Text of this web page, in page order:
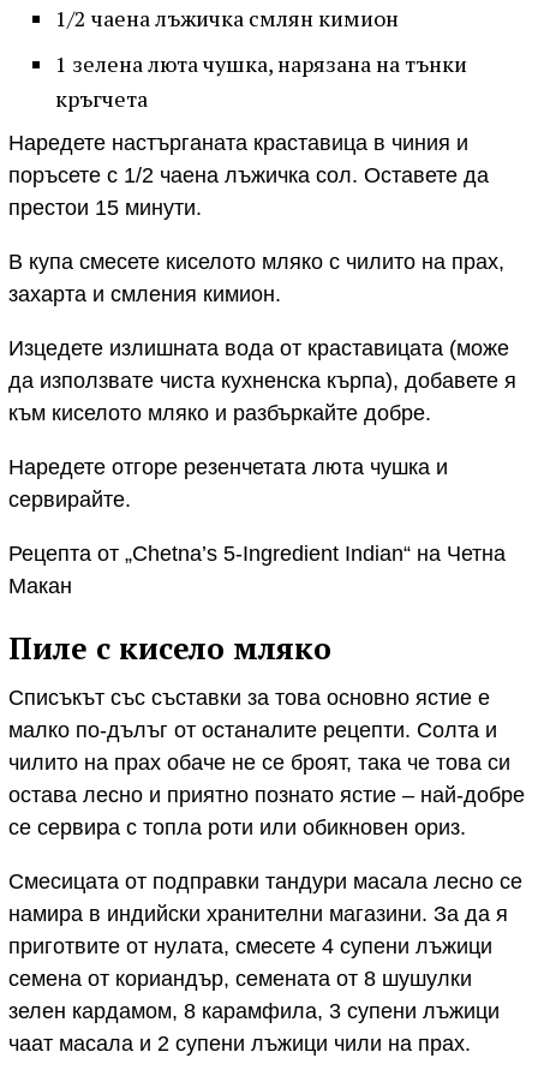
1/2 чаена лъжичка смлян кимион
1 зелена люта чушка, нарязана на тънки
кръгчета
Наредете настърганата краставица в чиния и
поръсете с 1/2 чаена лъжичка сол. Оставете да
престои 15 минути.
В купа смесете киселото мляко с чилито на прах,
захарта и смления кимион.
Изцедете излишната вода от краставицата (може
да използвате чиста кухненска кърпа), добавете я
към киселото мляко и разбъркайте добре.
Наредете отгоре резенчетата люта чушка и
сервирайте.
Рецепта от „Chetna’s 5-Ingredient Indian“ на Четна
Макан
Пиле с кисело мляко
Списъкът със съставки за това основно ястие е
малко по-дълъг от останалите рецепти. Солта и
чилито на прах обаче не се броят, така че това си
остава лесно и приятно познато ястие – най-добре
се сервира с топла роти или обикновен ориз.
Смесицата от подправки тандури масала лесно се
намира в индийски хранителни магазини. За да я
приготвите от нулата, смесете 4 супени лъжици
семена от кориандър, семената от 8 шушулки
зелен кардамом, 8 карамфила, 3 супени лъжици
чаат масала и 2 супени лъжици чили на прах.